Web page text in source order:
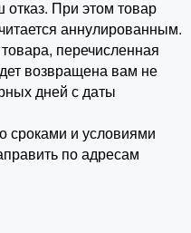
При этом товар
аннулированным.
перечисленная
возвращена вам не
дней с даты
сроками и условиями
по адресам